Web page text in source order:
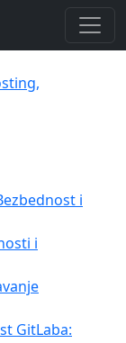
i
i
GitLaba: